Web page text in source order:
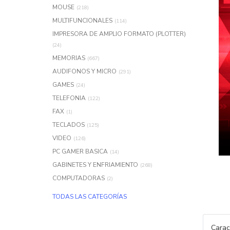
MOUSE (218)
MULTIFUNCIONALES (114)
IMPRESORA DE AMPLIO FORMATO (PLOTTER)
(24)
MEMORIAS (667)
AUDIFONOS Y MICRO (291)
GAMES (24)
TELEFONIA (122)
FAX (1)
TECLADOS (125)
VIDEO (126)
PC GAMER BASICA (14)
GABINETES Y ENFRIAMIENTO (268)
COMPUTADORAS (2)
TODAS LAS CATEGORÍAS